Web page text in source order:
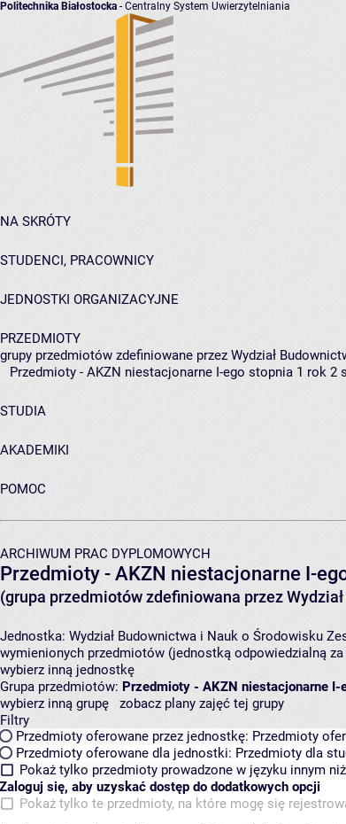
Politechnika Białostocka - Centralny System Uwierzytelniania
NA SKRÓTY
STUDENCI, PRACOWNICY
JEDNOSTKI ORGANIZACYJNE
PRZEDMIOTY
grupy przedmiotów zdefiniowane przez Wydział
Przedmioty - AKZN niestacjonarne I-ego stopnia 1 rok 2
STUDIA
AKADEMIKI
POMOC
ARCHIWUM PRAC DYPLOMOWYCH
Przedmioty - AKZN niestacjonarne I-
(grupa przedmiotów zdefiniowana przez
Jednostka: Wydział Budownictwa i Nauk o Środowisku
wymienionych przedmiotów (jednostką odpowiedzialną
wybierz inną jednostkę
Grupa przedmiotów: Przedmioty - AKZN niestacjonarne
wybierz inną grupę
zobacz plany zajęć tej grupy
Filtry
Przedmioty oferowane przez jednostkę: Przedmioty
Przedmioty oferowane dla jednostki: Przedmioty dla
Pokaż tylko przedmioty prowadzone w języku innym
Zaloguj się, aby uzyskać dostęp do dodatkowych opcji
Pokaż tylko te przedmioty, na które mogę się